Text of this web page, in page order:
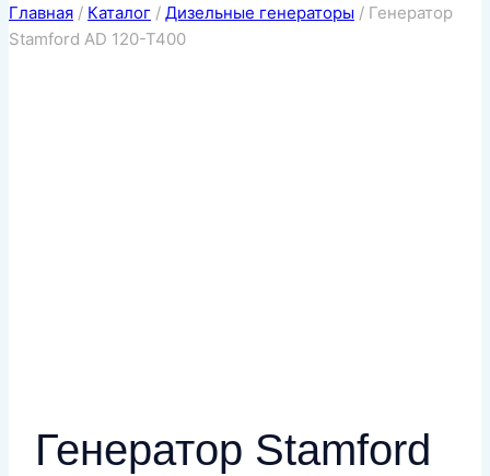
Главная / Каталог / Дизельные генераторы / Генератор
Stamford AD 120-T400
Генератор Stamford